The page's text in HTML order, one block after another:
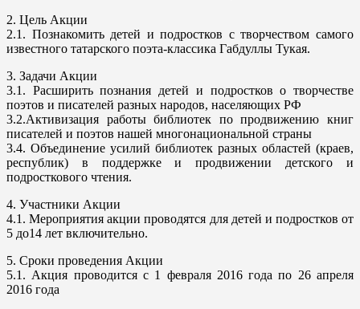
2. Цель Акции
2.1. Познакомить детей и подростков с творчеством самого
известного татарского поэта-классика Габдуллы Тукая.
3. Задачи Акции
3.1. Расширить познания детей и подростков о творчестве
поэтов и писателей разных народов, населяющих РФ
3.2.Активизация работы библиотек по продвижению книг
писателей и поэтов нашей многонациональной страны
3.4. Объединение усилий библиотек разных областей (краев,
республик) в поддержке и продвижении детского и
подросткового чтения.
4. Участники Акции
4.1. Мероприятия акции проводятся для детей и подростков от
5 до14 лет включительно.
5. Сроки проведения Акции
5.1. Акция проводится с 1 февраля 2016 года по 26 апреля
2016 года